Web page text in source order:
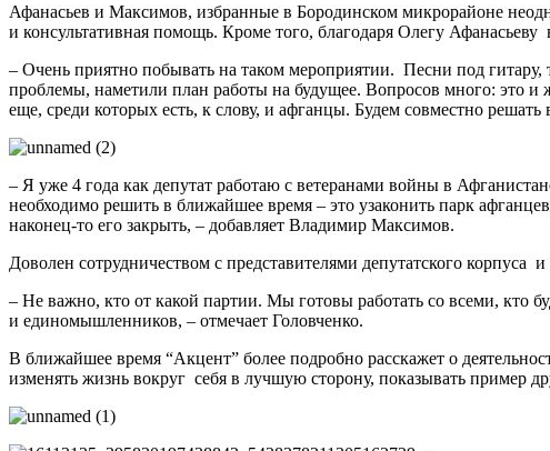
Афанасьев и Максимов, избранные в Бородинском микрорайоне
и консультативная помощь. Кроме того, благодаря Олегу
– Очень приятно побывать на таком мероприятии. Песни под
проблемы, наметили план работы на будущее. Вопросов много: это
еще, среди которых есть, к слову, и афганцы. Будем совместно
– Я уже 4 года как депутат работаю с ветеранами войны в
необходимо решить в ближайшее время – это узаконить парк
наконец-то его закрыть, – добавляет Владимир Максимов.
Доволен сотрудничеством с представителями депутатского корпуса
– Не важно, кто от какой партии. Мы готовы работать со всеми,
и единомышленников, – отмечает Головченко.
В ближайшее время “Акцент” более подробно расскажет о
изменять жизнь вокруг себя в лучшую сторону, показывать пример